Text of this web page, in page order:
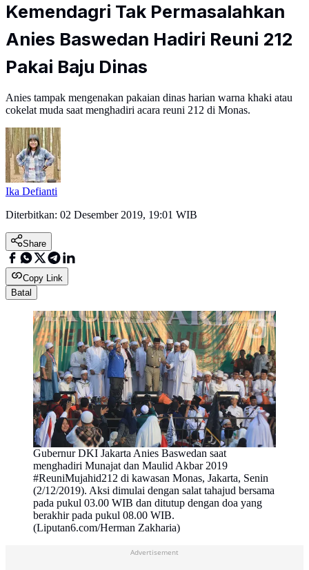
Kemendagri Tak Permasalahkan
Anies Baswedan Hadiri Reuni 212
Pakai Baju Dinas
Anies tampak mengenakan pakaian dinas harian warna khaki atau
cokelat muda saat menghadiri acara reuni 212 di Monas.
Ika Defianti
Diterbitkan: 02 Desember 2019, 19:01 WIB
Share
Copy Link
Batal
Gubernur DKI Jakarta Anies Baswedan saat
menghadiri Munajat dan Maulid Akbar 2019
#ReuniMujahid212 di kawasan Monas, Jakarta, Senin
(2/12/2019). Aksi dimulai dengan salat tahajud bersama
pada pukul 03.00 WIB dan ditutup dengan doa yang
berakhir pada pukul 08.00 WIB.
(Liputan6.com/Herman Zakharia)
Advertisement